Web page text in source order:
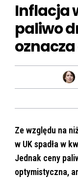
Inflacja
paliwo
Ze względu na
w UK spadła w
Jednak ceny
optymistyczna,